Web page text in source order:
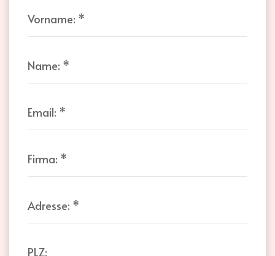
Vorname: *
Name: *
Email: *
Firma: *
Adresse: *
PLZ: